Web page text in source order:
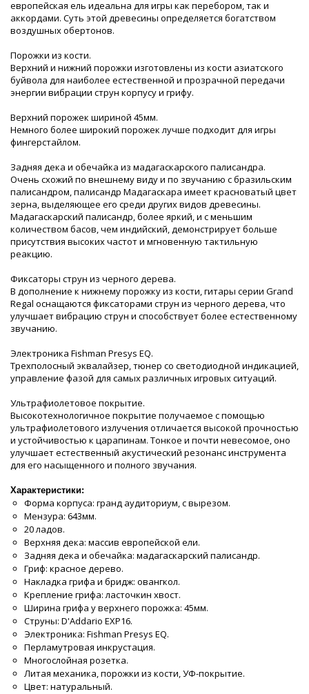
европейская ель идеальна для игры как перебором, так и
аккордами. Суть этой древесины определяется богатством
воздушных обертонов.
Порожки из кости.
Верхний и нижний порожки изготовлены из кости азиатского
буйвола для наиболее естественной и прозрачной передачи
энергии вибрации струн корпусу и грифу.
Верхний порожек шириной 45мм.
Немного более широкий порожек лучше подходит для игры
фингерстайлом.
Задняя дека и обечайка из мадагаскарского палисандра.
Очень схожий по внешнему виду и по звучанию с бразильским
палисандром, палисандр Мадагаскара имеет красноватый цвет
зерна, выделяющее его среди других видов древесины.
Мадагаскарский палисандр, более яркий, и с меньшим
количеством басов, чем индийский, демонстрирует больше
присутствия высоких частот и мгновенную тактильную
реакцию.
Фиксаторы струн из черного дерева.
В дополнение к нижнему порожку из кости, гитары серии Grand
Regal оснащаются фиксаторами струн из черного дерева, что
улучшает вибрацию струн и способствует более естественному
звучанию.
Электроника Fishman Presys EQ.
Трехполосный эквалайзер, тюнер со светодиодной индикацией,
управление фазой для самых различных игровых ситуаций.
Ультрафиолетовое покрытие.
Высокотехнологичное покрытие получаемое с помощью
ультрафиолетового излучения отличается высокой прочностью
и устойчивостью к царапинам. Тонкое и почти невесомое, оно
улучшает естественный акустический резонанс инструмента
для его насыщенного и полного звучания.
Характеристики:
Форма корпуса: гранд аудиториум, с вырезом.
Мензура: 643мм.
20 ладов.
Верхняя дека: массив европейской ели.
Задняя дека и обечайка: мадагаскарский палисандр.
Гриф: красное дерево.
Накладка грифа и бридж: овангкол.
Крепление грифа: ласточкин хвост.
Ширина грифа у верхнего порожка: 45мм.
Струны: D'Addario EXP16.
Электроника: Fishman Presys EQ.
Перламутровая инкрустация.
Многослойная розетка.
Литая механика, порожки из кости, УФ-покрытие.
Цвет: натуральный.